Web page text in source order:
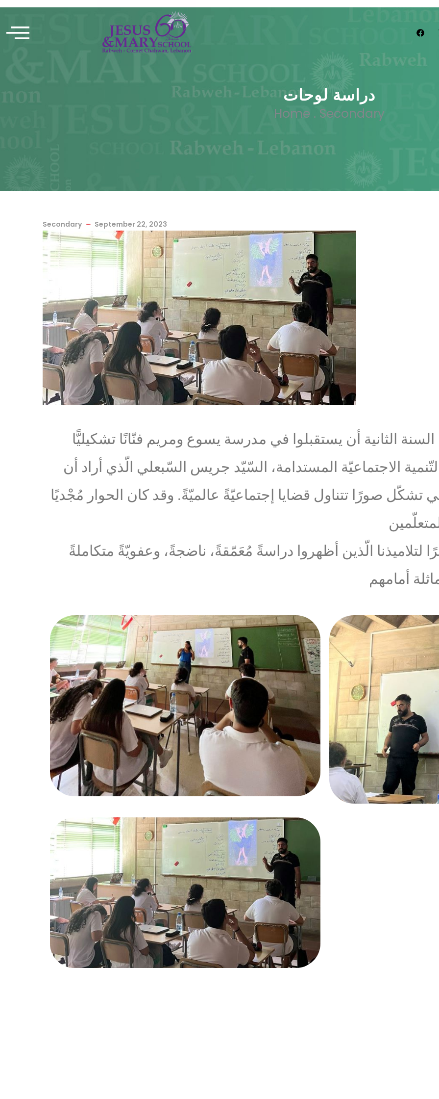
دراسة لوحات
Home . Secondary
Secondary September 22, 2023
السنة الثانية أن يستقبلوا في مدرسة يسوع ومريم فنّانًا تشكيليًّا
الاجتماعيّة المستدامة، السّيّد جريس السّبعلي الّذي أراد أن
تشكّل صورًا تتناول قضايا إجتماعيّةً عالميّةً. وقد كان الحوار مُجْديًا
الّذين أظهروا دراسةً مُعَمّقةً، ناضجةً، وعفويّةً متكاملةً
أمامهم